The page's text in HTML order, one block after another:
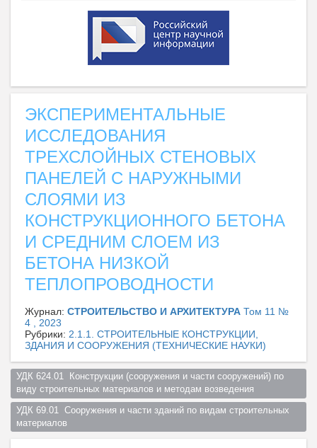
ЭКСПЕРИМЕНТАЛЬНЫЕ
ИССЛЕДОВАНИЯ
ТРЕХСЛОЙНЫХ СТЕНОВЫХ
ПАНЕЛЕЙ С НАРУЖНЫМИ
СЛОЯМИ ИЗ
КОНСТРУКЦИОННОГО БЕТОНА
И СРЕДНИМ СЛОЕМ ИЗ
БЕТОНА НИЗКОЙ
ТЕПЛОПРОВОДНОСТИ
Журнал: СТРОИТЕЛЬСТВО И АРХИТЕКТУРА Том 11 №
4 , 2023
Рубрики: 2.1.1. СТРОИТЕЛЬНЫЕ КОНСТРУКЦИИ,
ЗДАНИЯ И СООРУЖЕНИЯ (ТЕХНИЧЕСКИЕ НАУКИ)
УДК 624.01  Конструкции (сооружения и части сооружений) по
виду строительных материалов и методам возведения
УДК 69.01  Сооружения и части зданий по видам строительных
материалов